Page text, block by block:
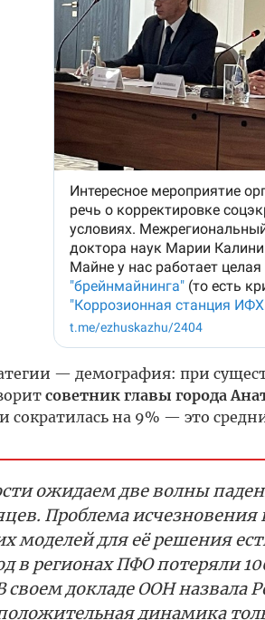
— демография: при
советник главы города
сократилась на 9% — это
ожидаем две волны
Проблема
моделей для её решения
в регионах ПФО потеряли
своем докладе ООН
динамика